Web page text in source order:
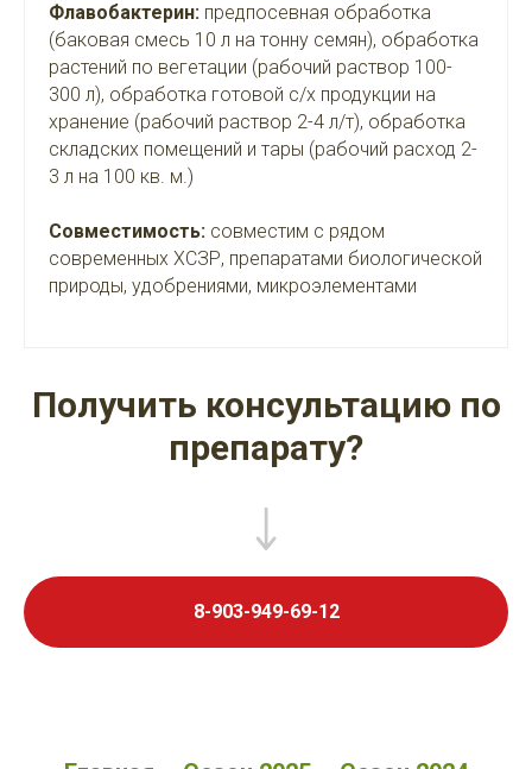
Флавобактерин: предпосевная обработка
(баковая смесь 10 л на тонну семян), обработка
растений по вегетации (рабочий раствор 100-
300 л), обработка готовой с/х продукции на
хранение (рабочий раствор 2-4 л/т), обработка
складских помещений и тары (рабочий расход 2-
3 л на 100 кв. м.)
Совместимость: совместим с рядом
современных ХСЗР, препаратами биологической
природы, удобрениями, микроэлементами
Получить консультацию по
препарату?
8-903-949-69-12